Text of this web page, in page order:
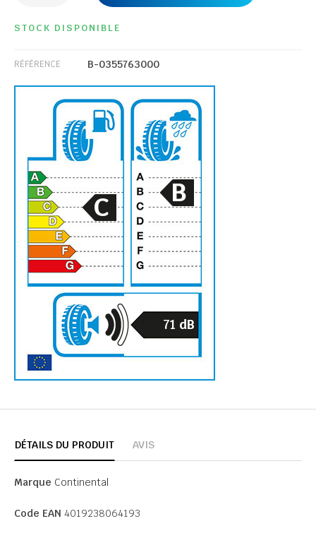
STOCK DISPONIBLE
RÉFÉRENCE B-0355763000
C B
71 dB
DÉTAILS DU PRODUIT AVIS
Marque Continental
Code EAN 4019238064193